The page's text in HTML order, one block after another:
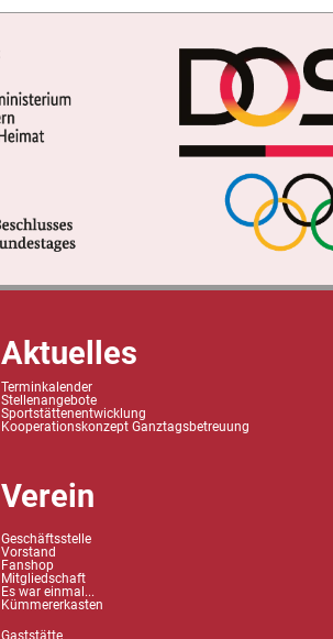
Aktuelles
Terminkalender
Stellenangebote
Sportstättenentwicklung
Kooperationskonzept Ganztagsbetreuung
Verein
Geschäftsstelle
Vorstand
Fanshop
Mitgliedschaft
Es war einmal...
Kümmererkasten